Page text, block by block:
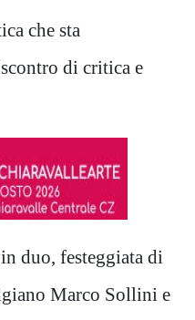
che sta
di critica e
duo, festeggiata di
Marco Sollini e